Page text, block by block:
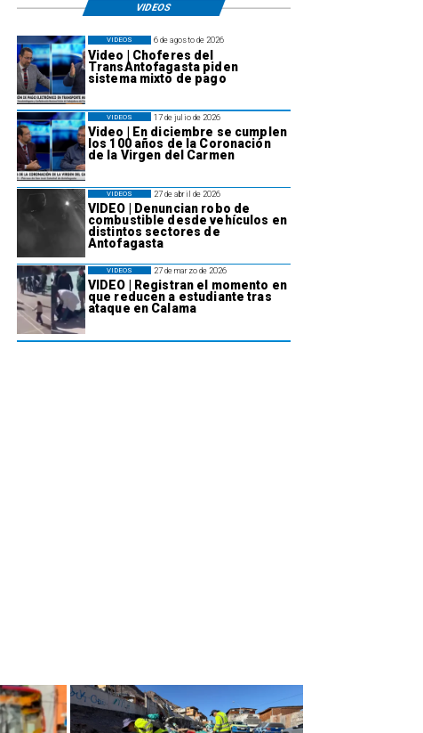
VIDEOS
6 de agosto de 2026
Video | Choferes del
TransAntofagasta piden
sistema mixto de pago
VIDEOS
17 de julio de 2026
Video | En diciembre se cumplen
los 100 años de la Coronación
de la Virgen del Carmen
VIDEOS
27 de abril de 2026
VIDEO | Denuncian robo de
combustible desde vehículos en
distintos sectores de
Antofagasta
VIDEOS
27 de marzo de 2026
VIDEO | Registran el momento en
que reducen a estudiante tras
ataque en Calama
VIDEOS